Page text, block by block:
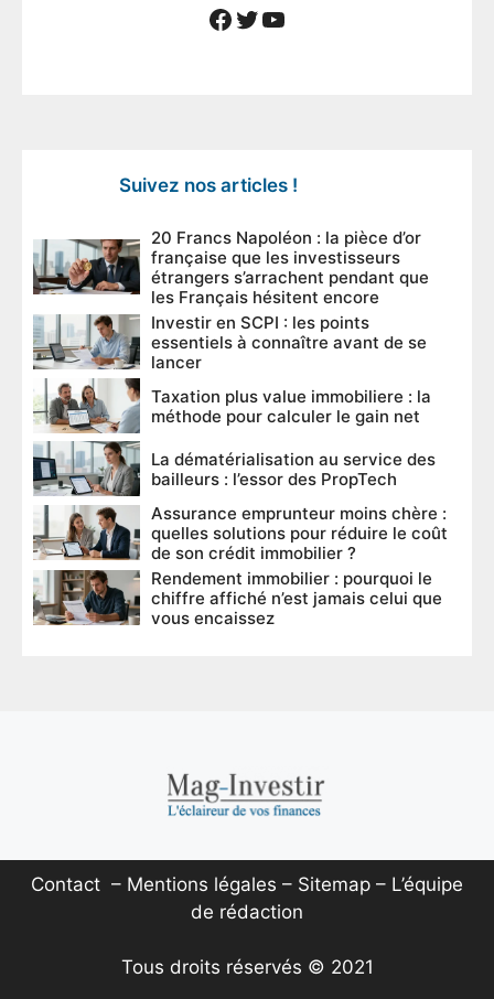
Facebook
Twitter
YouTube
Suivez nos articles !
20 Francs Napoléon : la pièce d’or
française que les investisseurs
étrangers s’arrachent pendant que
les Français hésitent encore
Investir en SCPI : les points
essentiels à connaître avant de se
lancer
Taxation plus value immobiliere : la
méthode pour calculer le gain net
La dématérialisation au service des
bailleurs : l’essor des PropTech
Assurance emprunteur moins chère :
quelles solutions pour réduire le coût
de son crédit immobilier ?
Rendement immobilier : pourquoi le
chiffre affiché n’est jamais celui que
vous encaissez
Contact – Mentions légales – Sitemap – L’équipe
de rédaction
Tous droits réservés © 2021